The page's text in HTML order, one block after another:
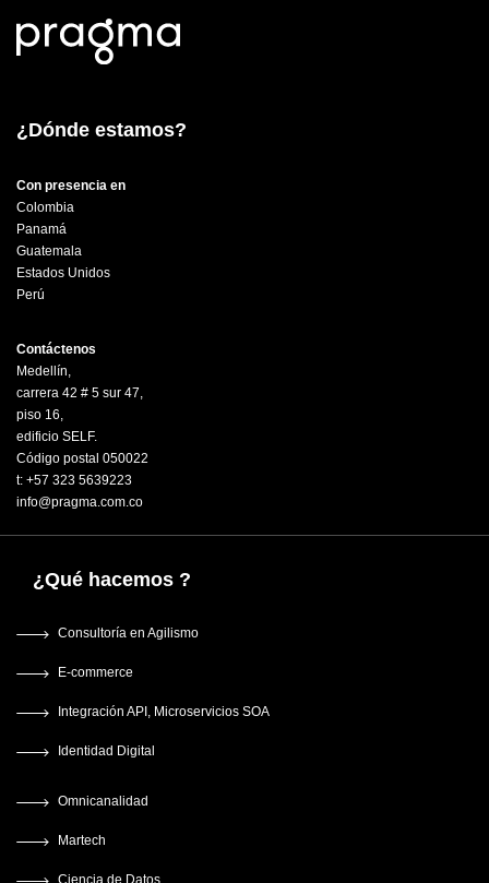
¿Dónde estamos?
Con presencia en
Colombia
Panamá
Guatemala
Estados Unidos
Perú
Contáctenos
Medellín,
carrera 42 # 5 sur 47,
piso 16,
edificio SELF.
Código postal 050022
t: +57 323 5639223
info@pragma.com.co
¿Qué hacemos ?
Consultoría en Agilismo
E-commerce
Integración API, Microservicios SOA
Identidad Digital
Omnicanalidad
Martech